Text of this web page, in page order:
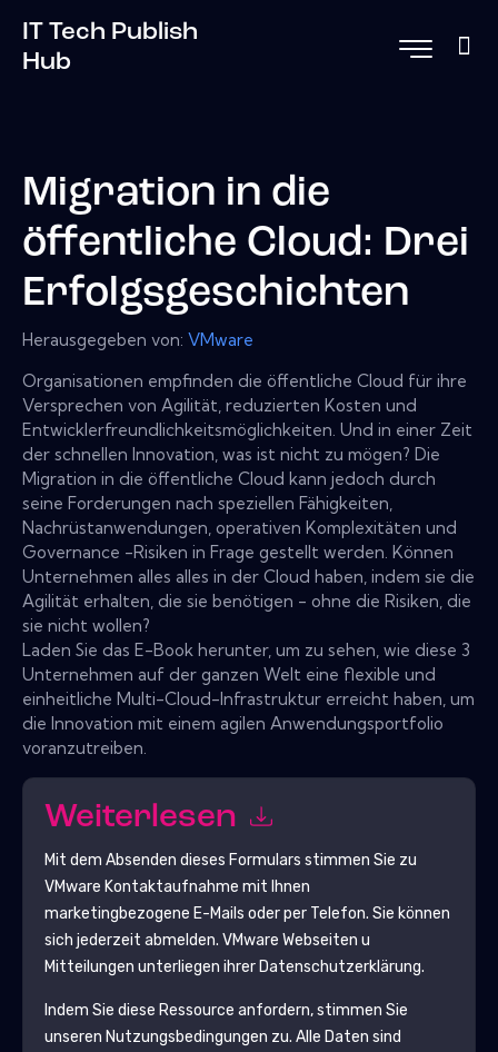
IT Tech Publish
Hub
Migration in die
öffentliche Cloud: Drei
Erfolgsgeschichten
Herausgegeben von: VMware
Organisationen empfinden die öffentliche Cloud für ihre
Versprechen von Agilität, reduzierten Kosten und
Entwicklerfreundlichkeitsmöglichkeiten. Und in einer Zeit
der schnellen Innovation, was ist nicht zu mögen? Die
Migration in die öffentliche Cloud kann jedoch durch
seine Forderungen nach speziellen Fähigkeiten,
Nachrüstanwendungen, operativen Komplexitäten und
Governance -Risiken in Frage gestellt werden. Können
Unternehmen alles alles in der Cloud haben, indem sie die
Agilität erhalten, die sie benötigen - ohne die Risiken, die
sie nicht wollen?
Laden Sie das E-Book herunter, um zu sehen, wie diese 3
Unternehmen auf der ganzen Welt eine flexible und
einheitliche Multi-Cloud-Infrastruktur erreicht haben, um
die Innovation mit einem agilen Anwendungsportfolio
voranzutreiben.
Weiterlesen
Mit dem Absenden dieses Formulars stimmen Sie zu
VMware Kontaktaufnahme mit Ihnen
marketingbezogene E-Mails oder per Telefon. Sie können
sich jederzeit abmelden. VMware Webseiten u
Mitteilungen unterliegen ihrer Datenschutzerklärung.
Indem Sie diese Ressource anfordern, stimmen Sie
unseren Nutzungsbedingungen zu. Alle Daten sind